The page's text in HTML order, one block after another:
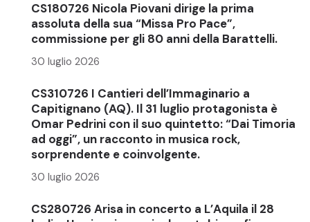
CS180726 Nicola Piovani dirige la prima
assoluta della sua “Missa Pro Pace”,
commissione per gli 80 anni della Barattelli.
30 luglio 2026
CS310726 I Cantieri dell’Immaginario a
Capitignano (AQ). Il 31 luglio protagonista è
Omar Pedrini con il suo quintetto: “Dai Timoria
ad oggi”, un racconto in musica rock,
sorprendente e coinvolgente.
30 luglio 2026
CS280726 Arisa in concerto a L’Aquila il 28